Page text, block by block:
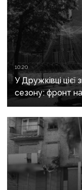
10:20
У Дружківці
сезону: фронт
критично